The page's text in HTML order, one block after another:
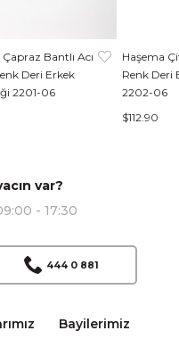
Bantlı Acı
Deri Erkek
2201-06
Haşema
Renk Deri
2202-06
$112.90
var?
- 17:30
444 0 881
Bayilerimiz